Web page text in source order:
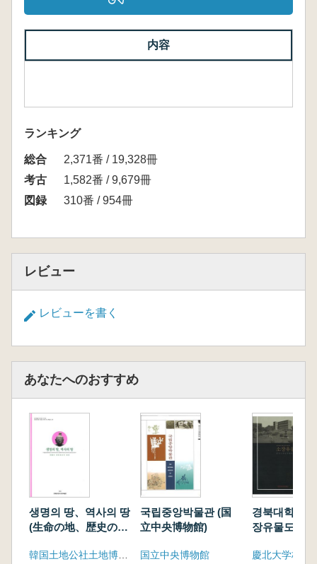
内容
ランキング
総合
2,371番 / 19,328冊
考古
1,582番 / 9,679冊
図録
310番 / 954冊
レビュー
レビューを書く
あなたへのおすすめ
생명의 땅、역사의 땅
(生命の地、歴史の
산의 보존(開発と文韓国土地公社土地博物館
국립중앙박물관 (国
立中央博物館)
国立中央博物館
경북대학교
장유물도록
録
慶北大学校博